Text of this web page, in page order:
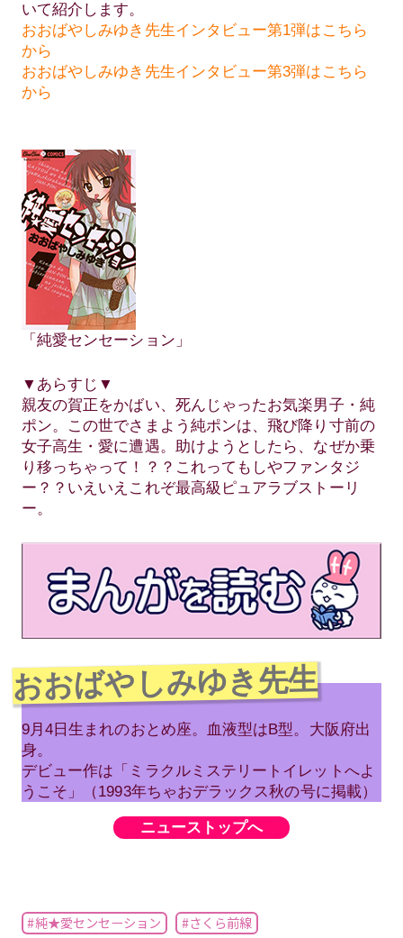
いて紹介します。
おおばやしみゆき先生インタビュー第1弾はこちら
から
おおばやしみゆき先生インタビュー第3弾はこちら
から
「純愛センセーション」
▼あらすじ▼
親友の賀正をかばい、死んじゃったお気楽男子・純
ポン。この世でさまよう純ポンは、飛び降り寸前の
女子高生・愛に遭遇。助けようとしたら、なぜか乗
り移っちゃって！？？これってもしやファンタジ
ー？？いえいえこれぞ最高級ピュアラブストーリ
ー。
おおばやしみゆき先生
9月4日生まれのおとめ座。血液型はB型。大阪府出
身。
デビュー作は「ミラクルミステリートイレットへよ
うこそ」（1993年ちゃおデラックス秋の号に掲載）
ニューストップへ
#純★愛センセーション
#さくら前線